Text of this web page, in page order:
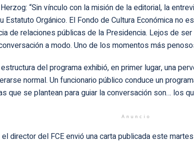
“Sin vínculo con la misión de la editorial, la
Estatuto Orgánico. El Fondo de Cultura Económica no
de relaciones públicas de la Presidencia. Lejos de
a modo. Uno de los momentos más
estructura del programa exhibió, en primer lugar, una
normal. Un funcionario público conduce un
que se plantean para guiar la conversación son… los
Anuncio
director del FCE envió una carta publicada este